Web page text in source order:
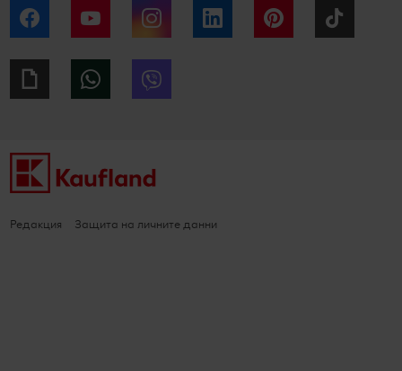
Facebook YouTube Instagram LinkedIn Pinterest
Giphy WhatsApp
Редакция Защита на личните данни